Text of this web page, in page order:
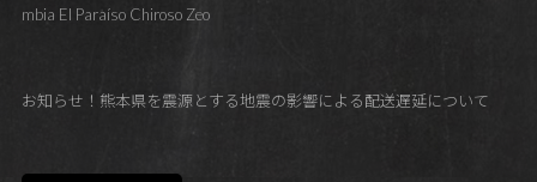
mbia El Paraíso Chiroso Zeo
お知らせ！熊本県を震源とする地震の影響による配送遅延について